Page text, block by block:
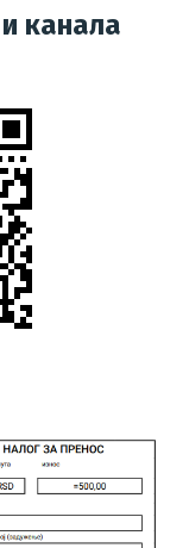
канала